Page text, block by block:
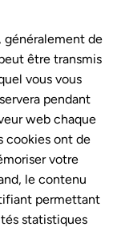
généralement de
être transmis
vous vous
pendant
web chaque
cookies ont de
votre
le contenu
permettant
statistiques